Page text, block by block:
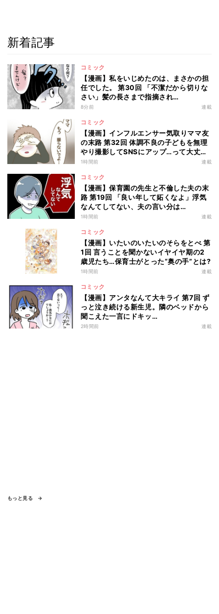
新着記事
コミック
【漫画】私をいじめたのは、まさかの担
任でした。 第30回 「不潔だから切りな
さい」髪の長さまで指摘され…
8分前 連載
コミック
【漫画】インフルエンサー気取りママ友
の末路 第32回 体調不良の子どもを無理
やり撮影してSNSにアップ…って大丈
夫!?
1時間前 連載
コミック
【漫画】保育園の先生と不倫した夫の末
路 第19回 「良い年して妬くなよ」浮気
なんてしてない、夫の言い分は…
1時間前 連載
コミック
【漫画】いたいのいたいのそらをとべ 第
1回 言うことを聞かないイヤイヤ期の2
歳児たち…保育士がとった“奥の手”とは?
1時間前 連載
コミック
【漫画】アンタなんて大キライ 第7回 ず
っと泣き続ける新生児。隣のベッドから
聞こえた一言にドキッ…
2時間前 連載
もっと見る